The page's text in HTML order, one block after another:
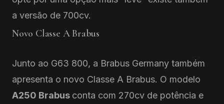
a versão de 700cv.
Novo Classe A Brabus
Junto ao G63 800, a Brabus Germany também
apresenta o novo Classe A Brabus. O modelo
A250 Brabus conta com 270cv de potência e